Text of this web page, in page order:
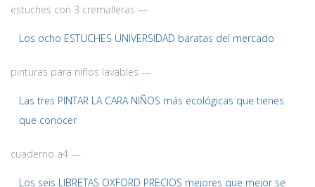
estuches con 3 cremalleras —
Los ocho ESTUCHES UNIVERSIDAD baratas del mercado
pinturas para niños lavables —
Las tres PINTAR LA CARA NIÑOS más ecológicas que tienes
que conocer
cuaderno a4 —
Los seis LIBRETAS OXFORD PRECIOS mejores que mejor se